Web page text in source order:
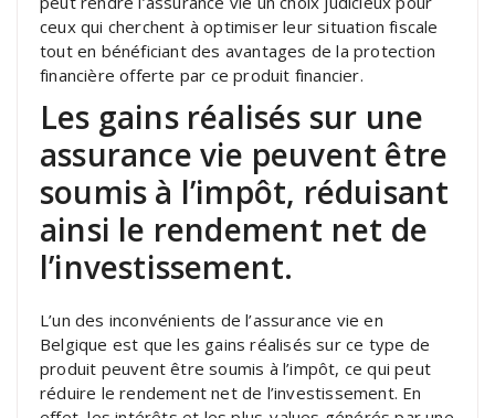
ceux qui cherchent à optimiser leur situation fiscale
tout en bénéficiant des avantages de la protection
financière offerte par ce produit financier.
Les gains réalisés sur une
assurance vie peuvent être
soumis à l’impôt, réduisant
ainsi le rendement net de
l’investissement.
L’un des inconvénients de l’assurance vie en
Belgique est que les gains réalisés sur ce type de
produit peuvent être soumis à l’impôt, ce qui peut
réduire le rendement net de l’investissement. En